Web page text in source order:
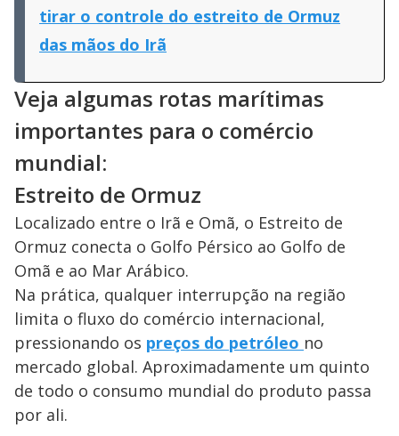
tirar o controle do estreito de Ormuz
das mãos do Irã
Veja algumas rotas marítimas
importantes para o comércio
mundial:
Estreito de Ormuz
Localizado entre o Irã e Omã, o Estreito de
Ormuz conecta o Golfo Pérsico ao Golfo de
Omã e ao Mar Arábico.
Na prática, qualquer interrupção na região
limita o fluxo do comércio internacional,
pressionando os preços do petróleo no
mercado global. Aproximadamente um quinto
de todo o consumo mundial do produto passa
por ali.